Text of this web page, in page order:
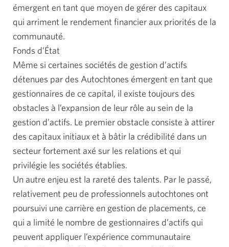
émergent en tant que moyen de gérer des capitaux
qui arriment le rendement financier aux priorités de la
communauté.
Fonds d’État
Même si certaines sociétés de gestion d’actifs
détenues par des Autochtones émergent en tant que
gestionnaires de ce capital, il existe toujours des
obstacles à l’expansion de leur rôle au sein de la
gestion d’actifs. Le premier obstacle consiste à attirer
des capitaux initiaux et à bâtir la crédibilité dans un
secteur fortement axé sur les relations et qui
privilégie les sociétés établies.
Un autre enjeu est la rareté des talents. Par le passé,
relativement peu de professionnels autochtones ont
poursuivi une carrière en gestion de placements, ce
qui a limité le nombre de gestionnaires d’actifs qui
peuvent appliquer l’expérience communautaire